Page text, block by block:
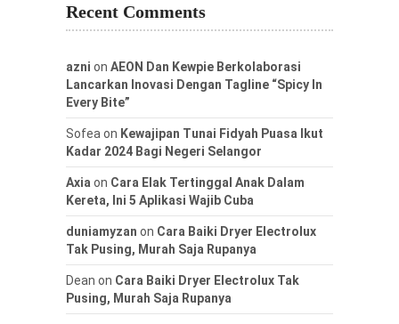
Recent Comments
azni on AEON Dan Kewpie Berkolaborasi
Lancarkan Inovasi Dengan Tagline “Spicy In
Every Bite”
Sofea on Kewajipan Tunai Fidyah Puasa Ikut
Kadar 2024 Bagi Negeri Selangor
Axia on Cara Elak Tertinggal Anak Dalam
Kereta, Ini 5 Aplikasi Wajib Cuba
duniamyzan on Cara Baiki Dryer Electrolux
Tak Pusing, Murah Saja Rupanya
Dean on Cara Baiki Dryer Electrolux Tak
Pusing, Murah Saja Rupanya